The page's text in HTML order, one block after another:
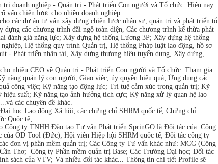
trị doanh nghiệp - Quản trị - Phát triển Con người và Tổ chức. Hiện nay
vấn chiến lược cho nhiều doanh nghiệp.
các dự án tư vấn xây dựng chiến lược nhân sự, quản trị và phát triển tổ
các chương trình đãi ngộ toàn diện, Các chương trình kế thừa phát
đánh giá năng lực; Xây dựng hệ thống Lương 3P; Xây dựng hệ thống
Hệ thống quy trình Quản trị, Hệ thống Pháp luật lao động, hồ sơ
- Phát triển nhân tài, Xây dựng thương hiệu tuyển dụng, Xây dựng,
nhiều CEO về Quản trị - Phát triển Con người và Tổ chức. Tham gia
năng quản lý con người; Giao việc, ủy quyền hiệu quả; Ứng dụng các
công việc; Kỹ năng tạo động lực; Trí tuệ cảm xúc trong quản trị; Kỹ
suất; Kỹ năng tạo ảnh hưởng tích cực; Kỹ năng xử lý quan hệ lao
các chuyên đề khác.
học Lao động Xã hội; các chứng chỉ SHRM quốc tế, Chứng chỉ
Quốc tế;
Công ty TNHH Đào tạo Tư vấn Phát triển SprinGO là Đối tác của Công
OD Tool (Đức); Hội viên Hiệp hội SHRM quốc tế; Đối tác công ty
đơn vị phần mềm quản trị; Các Công ty Tư vấn khác như: MCG (Công
Thơ; Công ty Phần mềm quản trị Base; Các Trường Đại học; Đối tác
sách của VTV; Và nhiều đối tác khác... Thông tin chi tiết Profile sẽ